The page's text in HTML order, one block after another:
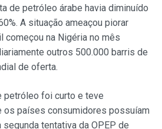
de petróleo árabe havia diminuído
A situação ameaçou piorar
começou na Nigéria no mês
outros 500.000 barris de
de oferta.
petróleo foi curto e teve
os países consumidores possuíam
tentativa da OPEP de